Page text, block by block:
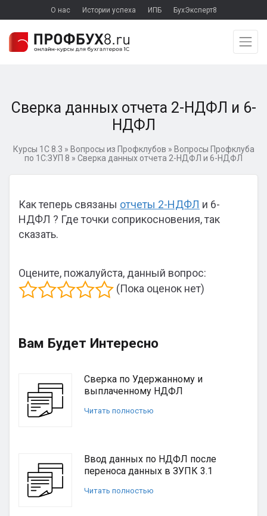
О нас Истории успеха ИПБ БухЭксперт8
Сверка данных отчета 2-НДФЛ и 6-
НДФЛ
Курсы 1С 8.3 » Вопросы из Профклубов » Вопросы Профклуба
по 1С:ЗУП 8 » Сверка данных отчета 2-НДФЛ и 6-НДФЛ
Как теперь связаны отчеты 2-НДФЛ и 6-
НДФЛ ? Где точки соприкосновения, так
сказать.
Оцените, пожалуйста, данный вопрос:
(Пока оценок нет)
Вам Будет Интересно
Сверка по Удержанному и
выплаченному НДФЛ
Читать полностью
Ввод данных по НДФЛ после
переноса данных в ЗУПК 3.1
Читать полностью